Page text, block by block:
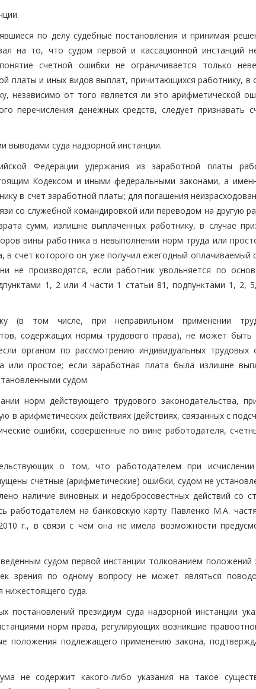
по делу судебные постановления и принимая
на то, что судом первой и кассационной инстанций
счетной ошибки не ограничивается только
платы и иных видов выплат, причитающихся работнику, в
независимо от того является ли это арифметической
перечисления денежных средств, следует признавать
выводами суда надзорной инстанции.
Федерации удержания из заработной платы
Кодексом и иными федеральными законами, а
в счет заработной платы; для погашения
со служебной командировкой или переводом на другую
сумм, излишне выплаченных работнику, в случае
вины работника в невыполнении норм труда или
в счет которого он уже получил ежегодный оплачиваемый
не производятся, если работник увольняется по
1, 2 или 4 части 1 статьи 81, подпунктами 1, 2,
(в том числе, при неправильном применении
содержащих нормы трудового права), не может быть
органом по рассмотрению индивидуальных трудовых
или простое; если заработная плата была излишне
судом.
норм действующего трудового законодательства,
в арифметических действиях (действиях, связанных с
ошибки, совершенные по вине работодателя,
о том, что работодателем при
счетные (арифметические) ошибки, судом не
наличие виновных и недобросовестных действий со
работодателем на банковскую карту Павленко М.А.
г., в связи с чем она не имела возможности
судом первой инстанции толкованием положений
зрения по одному вопросу не может являться
нижестоящего суда.
президиум суда надзорной инстанции
норм права, регулирующих возникшие
положения подлежащего применению закона,
не содержит какого-либо указания на такое